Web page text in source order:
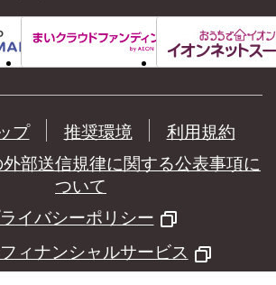
プ 推奨環境
利用規約
部送信規律に関する公表事項に
ついて
イバシーポリシー
ィナンシャルサービス